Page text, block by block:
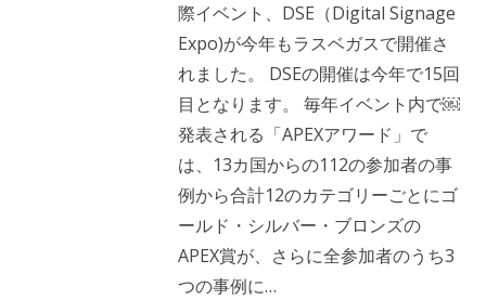
際イベント、DSE（Digital Signage
Expo)が今年もラスベガスで開催さ
れました。 DSEの開催は今年で15回
目となります。 毎年イベント内で￼
発表される「APEXアワード」で
は、13カ国からの112の参加者の事
例から合計12のカテゴリーごとにゴ
ールド・シルバー・ブロンズの
APEX賞が、さらに全参加者のうち3
つの事例に…